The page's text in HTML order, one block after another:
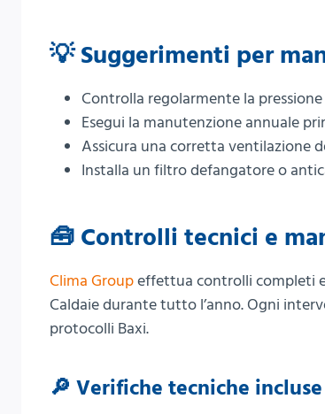
💡 Suggerimenti per
Controlla regolarmente la pressione
Esegui la manutenzione annuale
Assicura una corretta ventilazione
Installa un filtro defangatore o
🧰 Controlli tecnici e
Clima Groupeffettua controlli completi
Caldaie durante tutto l’anno. Ogni
protocolli Baxi.
🔎 Verifiche tecniche incluse